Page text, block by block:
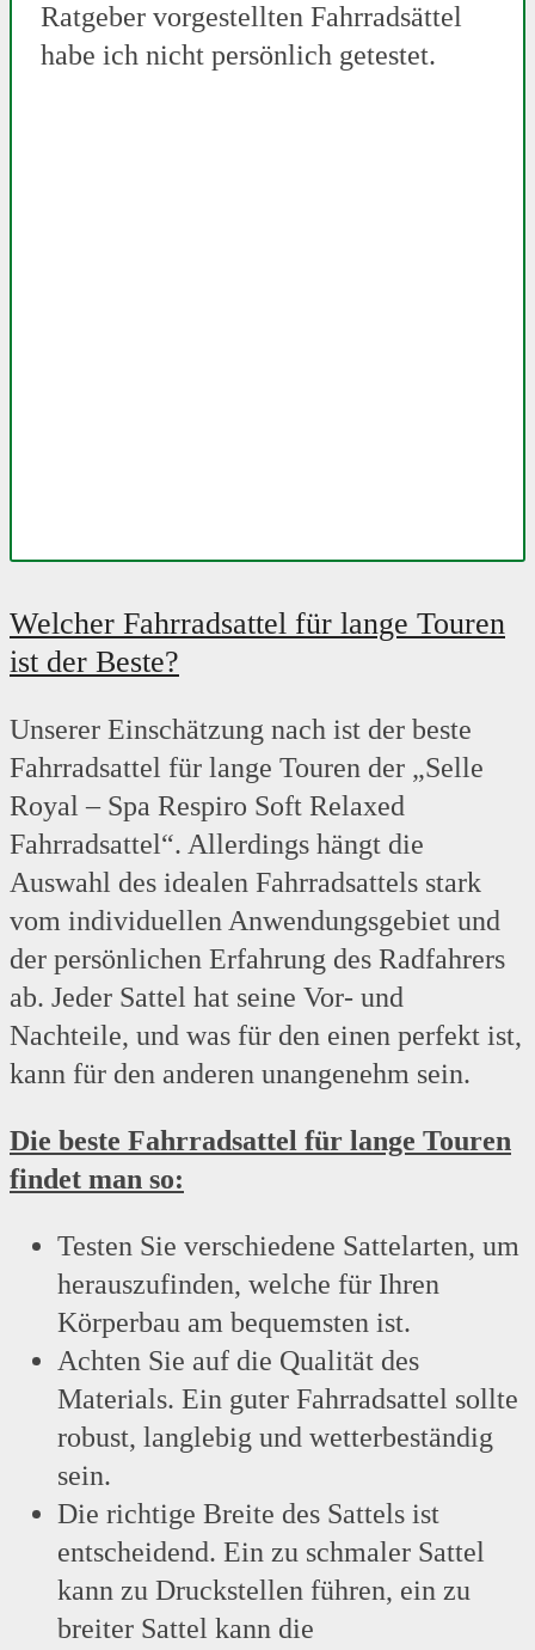
Ratgeber vorgestellten Fahrradsättel
habe ich nicht persönlich getestet.
Welcher Fahrradsattel für lange Touren
ist der Beste?
Unserer Einschätzung nach ist der beste
Fahrradsattel für lange Touren der „Selle
Royal – Spa Respiro Soft Relaxed
Fahrradsattel“. Allerdings hängt die
Auswahl des idealen Fahrradsattels stark
vom individuellen Anwendungsgebiet und
der persönlichen Erfahrung des Radfahrers
ab. Jeder Sattel hat seine Vor- und
Nachteile, und was für den einen perfekt ist,
kann für den anderen unangenehm sein.
Die beste Fahrradsattel für lange Touren
findet man so:
Testen Sie verschiedene Sattelarten, um
herauszufinden, welche für Ihren
Körperbau am bequemsten ist.
Achten Sie auf die Qualität des
Materials. Ein guter Fahrradsattel sollte
robust, langlebig und wetterbeständig
sein.
Die richtige Breite des Sattels ist
entscheidend. Ein zu schmaler Sattel
kann zu Druckstellen führen, ein zu
breiter Sattel kann die